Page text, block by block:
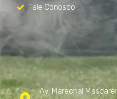
Fale Conosco
Contato
Av. Marechal